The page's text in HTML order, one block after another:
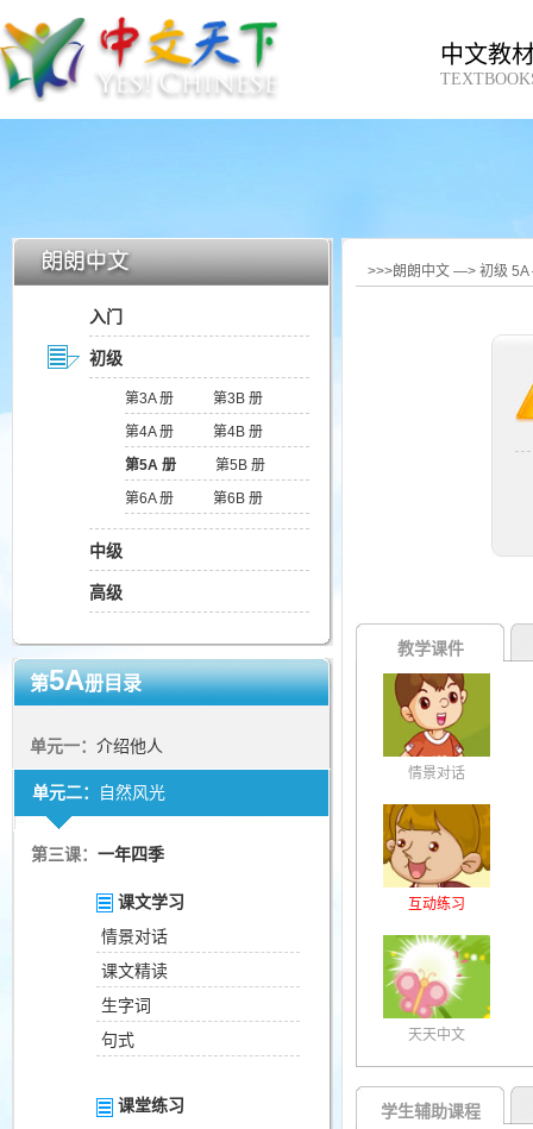
中文教
入门
初级
第3A 册
第3B 册
第4A 册
第4B 册
第5A 册
第5B 册
第6A 册
第6B 册
中级
高级
第5A册目录
单元一： 介绍他人
单元二： 自然风光
第三课： 一年四季
课文学习
情景对话
课文精读
生字词
句式
课堂练习
>>>朗朗中文 —> 初级
教学课件
情景对话
互动练习
天天中文
学生辅助课程